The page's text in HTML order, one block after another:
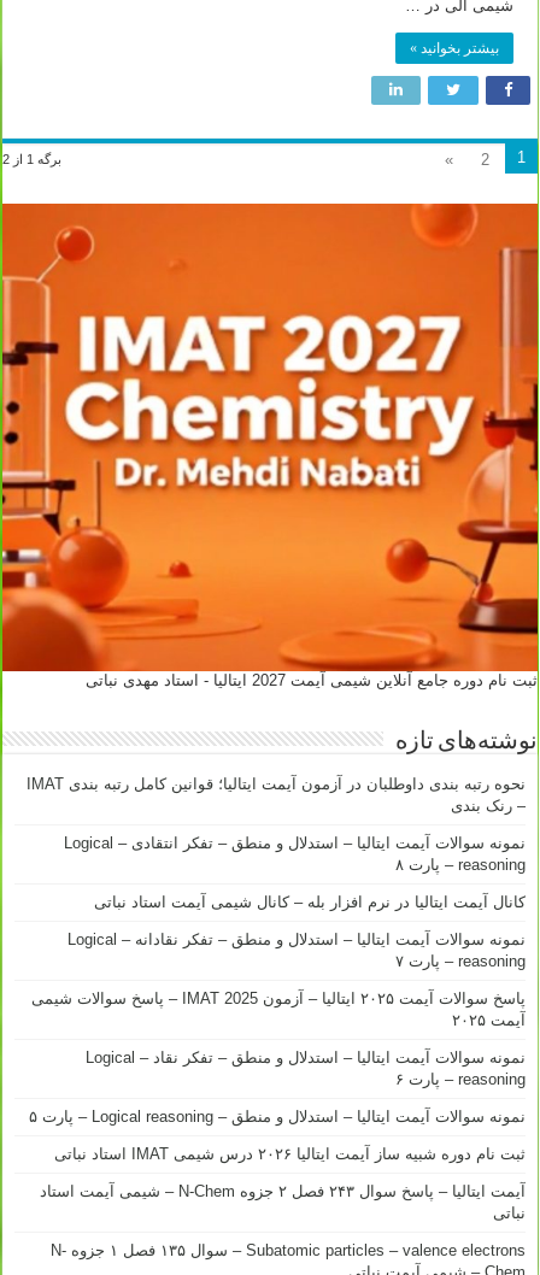
شیمی آلی در …
بیشتر بخوانید »
برگه 1 از 2 1
2
»
ثبت نام دوره جامع آنلاین شیمی آیمت 2027 ایتالیا - استاد مهدی نباتی
نوشته‌های تازه
نحوه رتبه بندی داوطلبان در آزمون آیمت ایتالیا؛ قوانین کامل رتبه بندی IMAT
– رنک بندی
نمونه سوالات آیمت ایتالیا – استدلال و منطق – تفکر انتقادی – Logical
reasoning – پارت ۸
کانال آیمت ایتالیا در نرم افزار بله – کانال شیمی آیمت استاد نباتی
نمونه سوالات آیمت ایتالیا – استدلال و منطق – تفکر نقادانه – Logical
reasoning – پارت ۷
پاسخ سوالات آیمت ۲۰۲۵ ایتالیا – آزمون IMAT 2025 – پاسخ سوالات شیمی
آیمت ۲۰۲۵
نمونه سوالات آیمت ایتالیا – استدلال و منطق – تفکر نقاد – Logical
reasoning – پارت ۶
نمونه سوالات آیمت ایتالیا – استدلال و منطق – Logical reasoning – پارت ۵
ثبت نام دوره شبیه ساز آیمت ایتالیا ۲۰۲۶ درس شیمی IMAT استاد نباتی
آیمت ایتالیا – پاسخ سوال ۲۴۳ فصل ۲ جزوه N-Chem – شیمی آیمت استاد
نباتی
Subatomic particles – valence electrons – سوال ۱۳۵ فصل ۱ جزوه N-